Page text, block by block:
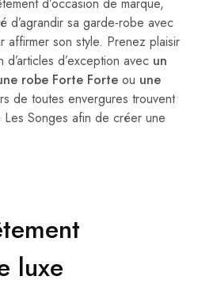
d’agrandir sa garde-robe avec
affirmer son style. Prenez plaisir
d’exception avec un
robe Forte Forte ou une
de toutes envergures trouvent
Songes afin de créer une
luxe